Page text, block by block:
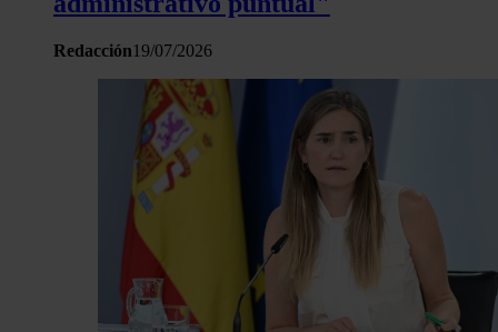
Redacción19/07/2026